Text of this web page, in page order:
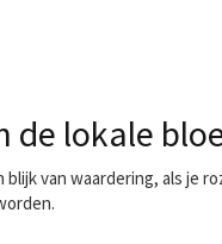
de lokale
van waardering, als je